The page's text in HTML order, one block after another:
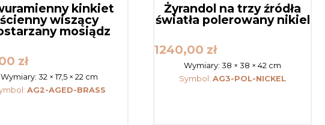
kinkiet
ścienny wiszący
mosiądz
zł
Wymiary:32 × 17,5 × 22 cm
AG2-AGED-BRASS
Żyrandol na trzy źródła
światła polerowany nikiel
1240,00 zł
Wymiary:38 × 38 × 42 cm
Symbol:AG3-POL-NICKEL